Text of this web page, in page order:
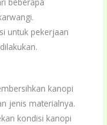
untuk pekerjaan
kanopi
jenis materialnya.
kondisi kanopi